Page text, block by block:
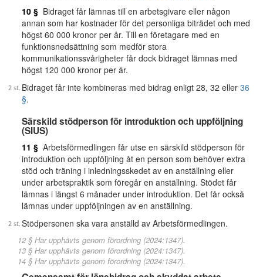
10 § Bidraget får lämnas till en arbetsgivare eller någon
annan som har kostnader för det personliga biträdet och med
högst 60 000 kronor per år. Till en företagare med en
funktionsnedsättning som medför stora
kommunikationssvårigheter får dock bidraget lämnas med
högst 120 000 kronor per år.
Bidraget får inte kombineras med bidrag enligt 28, 32 eller 36
§.
Särskild stödperson för introduktion och uppföljning
(SIUS)
11 § Arbetsförmedlingen får utse en särskild stödperson för
introduktion och uppföljning åt en person som behöver extra
stöd och träning i inledningsskedet av en anställning eller
under arbetspraktik som föregår en anställning. Stödet får
lämnas i längst 6 månader under introduktion. Det får också
lämnas under uppföljningen av en anställning.
Stödpersonen ska vara anställd av Arbetsförmedlingen.
12 § Har upphävts genom förordning (2024:1347).
13 § Har upphävts genom förordning (2024:1347).
14 § Har upphävts genom förordning (2024:1347).